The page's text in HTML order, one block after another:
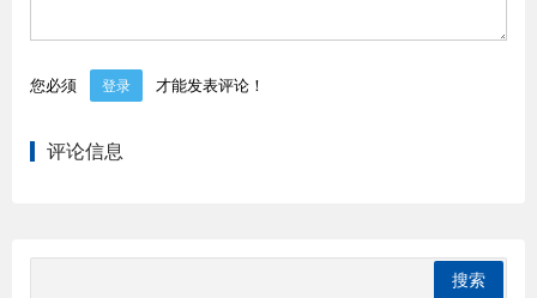
您必须 登录 才能发表评论！
评论信息